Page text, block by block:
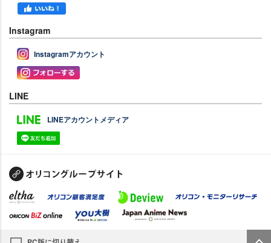
Instagram
Instagramアカウント
LINE
LINEアカウントメディア